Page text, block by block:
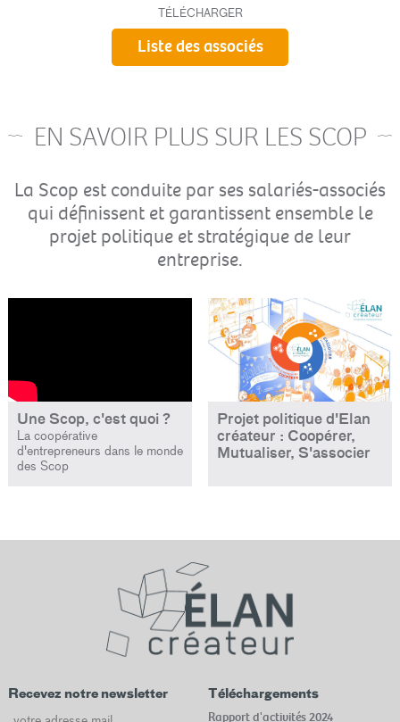
TÉLÉCHARGER
Liste des associés
EN SAVOIR PLUS SUR LES SCOP
La Scop est conduite par ses salariés-associés
qui définissent et garantissent ensemble le
projet politique et stratégique de leur
entreprise.
Une Scop, c'est quoi ?
La coopérative
d'entrepreneurs dans le monde
des Scop
Projet politique d'Elan
créateur : Coopérer,
Mutualiser, S'associer
Recevez notre newsletter
Email
Téléchargements
Rapport d'activités 2024